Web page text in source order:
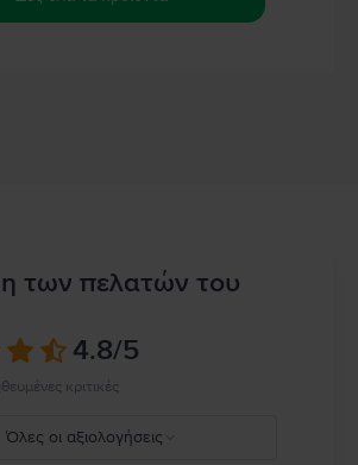
των πελατών του
4.8/5
κριτικές
Όλες οι αξιολογήσεις